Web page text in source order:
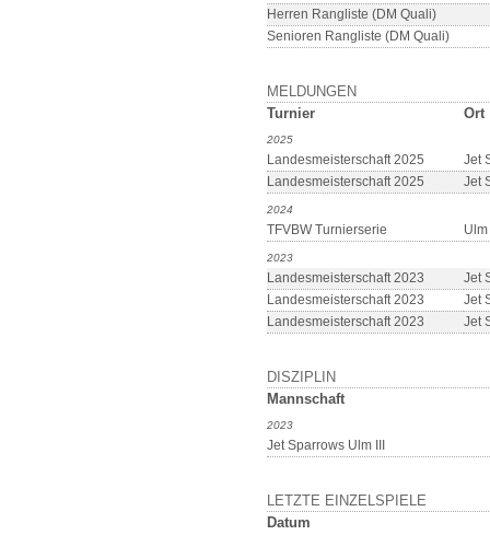
Herren Rangliste (DM Quali)
Senioren Rangliste (DM Quali)
MELDUNGEN
Turnier
Ort
2025
Landesmeisterschaft 2025
Jet
Landesmeisterschaft 2025
Jet
2024
TFVBW Turnierserie Ulm
2023
Landesmeisterschaft 2023
Jet
Landesmeisterschaft 2023
Jet
Landesmeisterschaft 2023
Jet
DISZIPLIN
Mannschaft
2023
Jet Sparrows Ulm III
LETZTE EINZELSPIELE
Datum